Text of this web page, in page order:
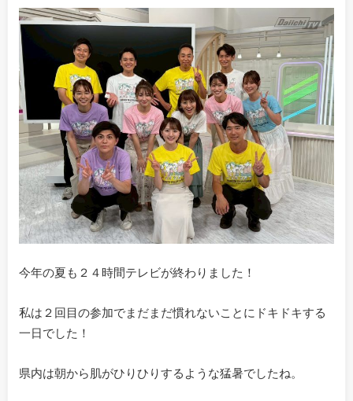
今年の夏も２４時間テレビが終わりました！
私は２回目の参加でまだまだ慣れないことにドキドキする
一日でした！
県内は朝から肌がひりひりするような猛暑でしたね。